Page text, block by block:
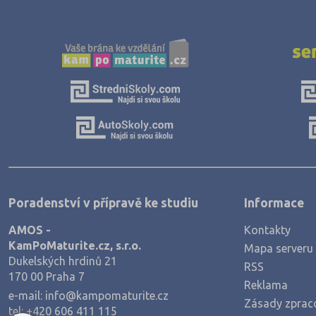
Jindřichův Hradec (76)
Karlovy Vary (93)
Kladno (129)
Kroměříž (96)
Kutná Hora (66)
Liberec (138)
Litoměřice (104)
Louny (72)
Poradenství v přípravě ke studiu
AMOS -
KamPoMaturite.cz, s.r.o.
Dukelských hrdinů 21
170 00 Praha 7
e-mail: info@kampomaturite.cz
tel:+420 606 411 115
Informace
Kontakty
Mapa serveru
RSS
Reklama
Zásady